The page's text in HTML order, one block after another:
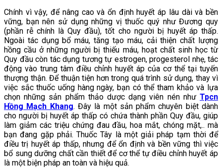
Chính vì vậy, để nâng cao và ổn định huyết áp lâu dài và bền
vững, bạn nên sử dụng những vị thuốc quý như Đương quy
(phần rễ chính là Quy đầu), tốt cho người bị huyết áp thấp.
Ngoài tác dụng bổ máu, tăng tạo máu, cải thiện chất lượng
hồng cầu ở những người bị thiếu máu, hoạt chất sinh học từ
Quy đầu còn tác dụng tương tự estrogen, progesterol nhẹ, tác
động vào trung tâm điều chỉnh huyết áp của cơ thể tại tuyến
thượng thận. Để thuận tiện hơn trong quá trình sử dụng, thay vì
việc sắc thuốc uống hàng ngày, bạn có thể tham khảo và lựa
chọn những sản phẩm thảo dược dạng viên nén như Tpcn
Hồng Mạch Khang. Đây là một sản phẩm chuyên biệt dành
cho người bị huyết áp thấp có chứa thành phần Quy đầu, giúp
làm giảm các triệu chứng đau đầu, hoa mắt, chóng mặt,.. mà
bạn đang gặp phải. Thuốc Tây là một giải pháp tạm thời để
điều trị huyết áp thấp, nhưng để ổn định và bền vững thì việc
bổ sung dưỡng chất cần thiết để cơ thể tự điều chỉnh huyết áp
là một biện pháp an toàn và hiệu quả.